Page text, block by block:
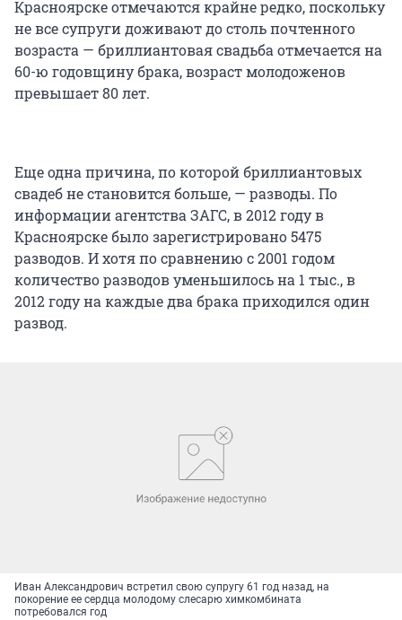
Красноярске отмечаются крайне редко, поскольку
не все супруги доживают до столь почтенного
возраста — бриллиантовая свадьба отмечается на
60-ю годовщину брака, возраст молодоженов
превышает 80 лет.
Еще одна причина, по которой бриллиантовых
свадеб не становится больше, — разводы. По
информации агентства ЗАГС, в 2012 году в
Красноярске было зарегистрировано 5475
разводов. И хотя по сравнению с 2001 годом
количество разводов уменьшилось на 1 тыс., в
2012 году на каждые два брака приходился один
развод.
Иван Александрович встретил свою супругу 61 год назад, на
покорение ее сердца молодому слесарю химкомбината
потребовался год